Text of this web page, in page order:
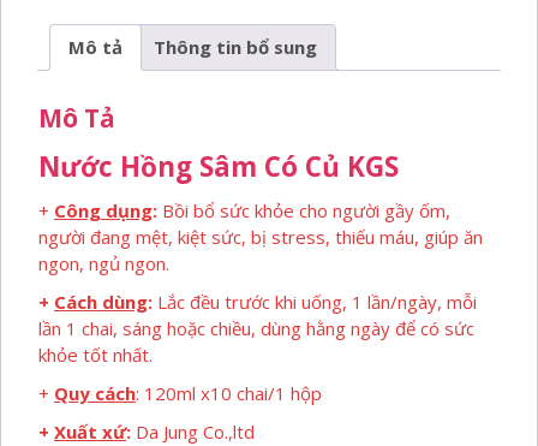
Mô tả Thông tin bổ sung
Mô Tả
Nước Hồng Sâm Có Củ KGS
+ Công dụng: Bồi bổ sức khỏe cho người gầy ốm,
người đang mệt, kiệt sức, bị stress, thiếu máu, giúp ăn
ngon, ngủ ngon.
+ Cách dùng: Lắc đều trước khi uống, 1 lần/ngày, mỗi
lần 1 chai, sáng hoặc chiều, dùng hằng ngày để có sức
khỏe tốt nhất.
+ Quy cách: 120ml x10 chai/1 hộp
+ Xuất xứ: Da Jung Co.,ltd